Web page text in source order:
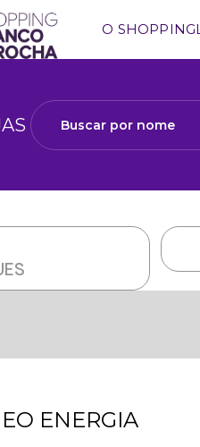
O SHOPPING
Buscar por nome
ENERGIA